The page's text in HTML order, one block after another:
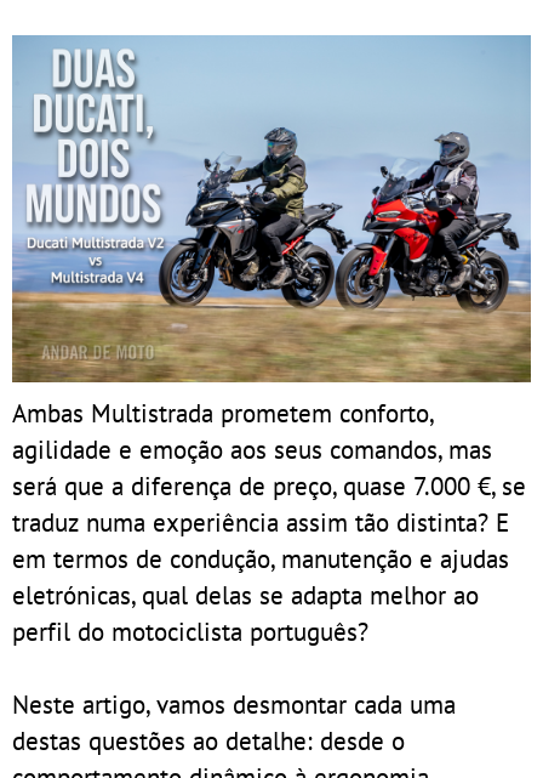
Ambas Multistrada prometem conforto,
agilidade e emoção aos seus comandos, mas
será que a diferença de preço, quase 7.000 €, se
traduz numa experiência assim tão distinta? E
em termos de condução, manutenção e ajudas
eletrónicas, qual delas se adapta melhor ao
perfil do motociclista português?
Neste artigo, vamos desmontar cada uma
destas questões ao detalhe: desde o